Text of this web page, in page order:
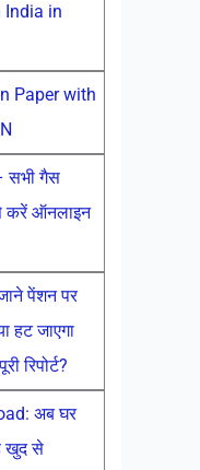
India in
Paper with
सभी गैस
करें ऑनलाइन
पेंशन पर
हट जाएगा
रिपोर्ट?
अब घर
खुद से